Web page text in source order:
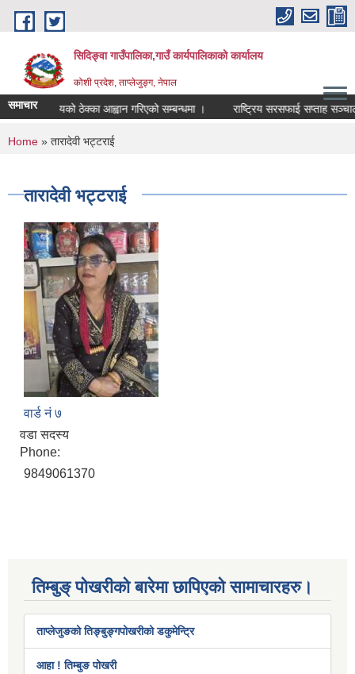
Skip to main content
सिदिङ्वा गाउँपालिका,गाउँ कार्यपालिकाको कार्यालय
कोशी प्रदेश, ताप्लेजुङ्ग, नेपाल
समाचार
आन्तरिक आयको ठेक्का आह्वान गरिएको सम्बन्धमा । राष्ट्रिय सरसफाई सप्ताह
You are here
Home » तारादेवी भट्टराई
तारादेवी भट्टराई
वार्ड नं ७
वडा सदस्य
Phone:
9849061370
तिम्बुङ् पोखरीको बारेमा छापिएको सामाचारहरु।
ताप्लेजुङको तिङ्बुङ्गपोखरीको डकुमेन्ट्रि
आहा ! तिम्बुङ पोखरी